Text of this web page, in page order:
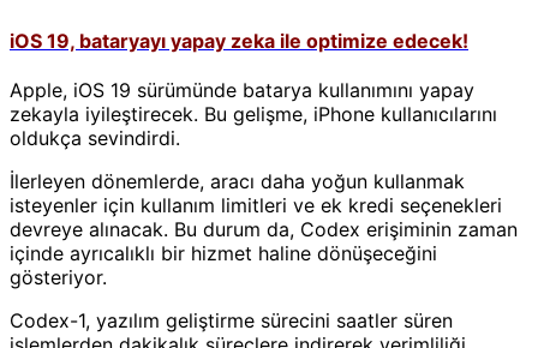
iOS 19, bataryayı yapay zeka ile optimize edecek!
Apple, iOS 19 sürümünde batarya kullanımını yapay
zekayla iyileştirecek. Bu gelişme, iPhone kullanıcılarını
oldukça sevindirdi.
İlerleyen dönemlerde, aracı daha yoğun kullanmak
isteyenler için kullanım limitleri ve ek kredi seçenekleri
devreye alınacak. Bu durum da, Codex erişiminin zaman
içinde ayrıcalıklı bir hizmet haline dönüşeceğini
gösteriyor.
Codex-1, yazılım geliştirme sürecini saatler süren